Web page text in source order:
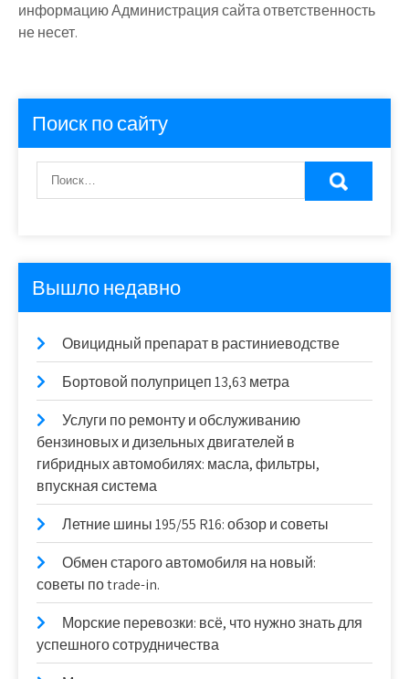
информацию Администрация сайта ответственность
не несет.
Поиск по сайту
Вышло недавно
Овицидный препарат в растиниеводстве
Бортовой полуприцеп 13,63 метра
Услуги по ремонту и обслуживанию
бензиновых и дизельных двигателей в
гибридных автомобилях: масла, фильтры,
впускная система
Летние шины 195/55 R16: обзор и советы
Обмен старого автомобиля на новый:
советы по trade-in.
Морские перевозки: всё, что нужно знать для
успешного сотрудничества